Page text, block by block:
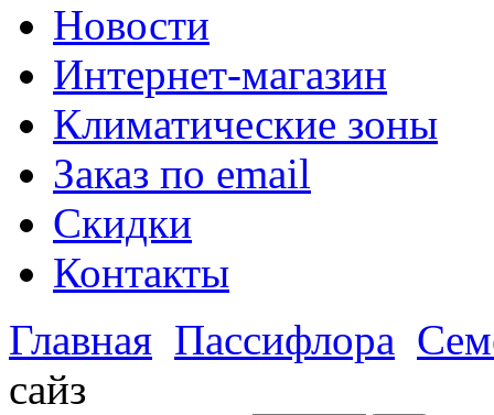
Новости
Интернет-магазин
Климатические зоны
Заказ по email
Скидки
Контакты
Главная Пассифлора
сайз